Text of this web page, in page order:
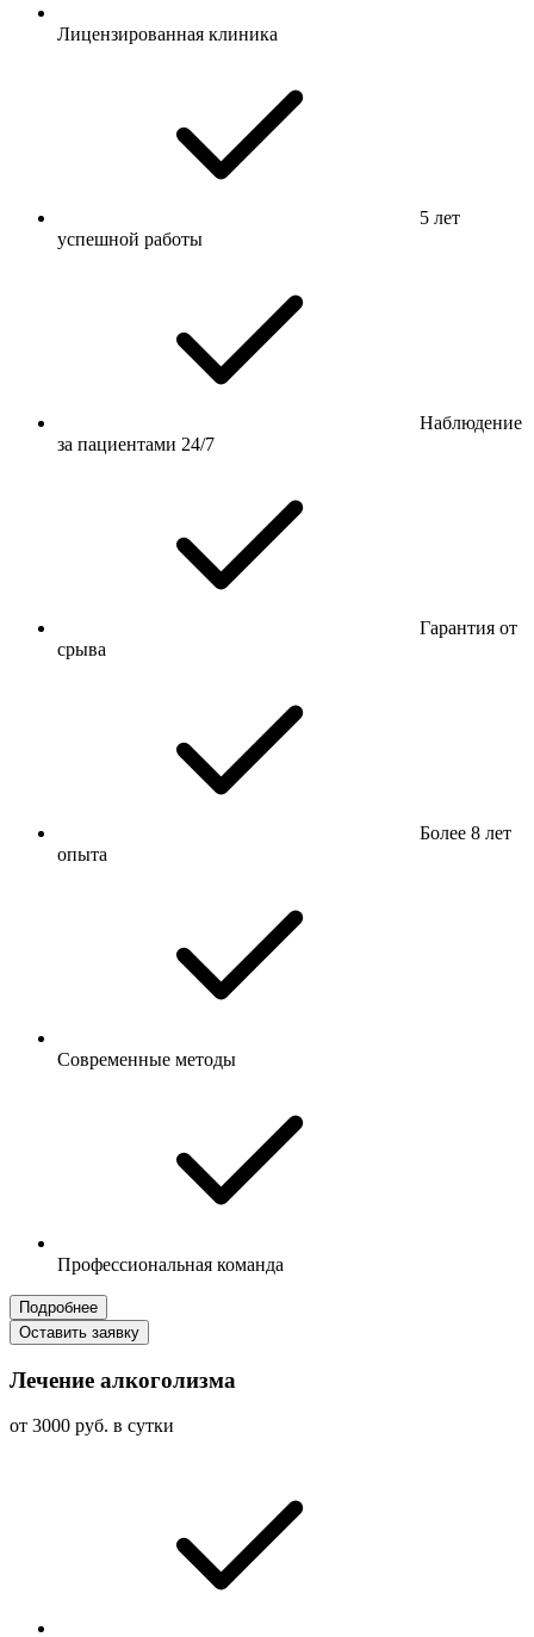
Лицензированная клиника
5 лет
успешной работы
Наблюдение
за пациентами 24/7
Гарантия от
срыва
Более 8 лет
опыта
Современные методы
Профессиональная команда
Подробнее
Оставить заявку
Лечение алкоголизма
от 3000 руб. в сутки